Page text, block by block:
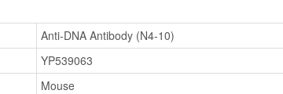
Anti-DNA Antibody (N4-10)
YP539063
Mouse